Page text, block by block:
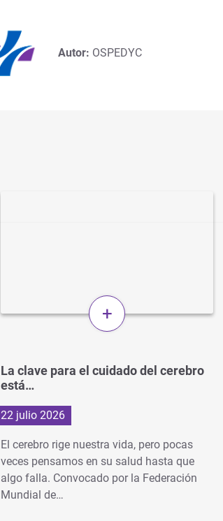
Autor: OSPEDYC
+
La clave para el cuidado del cerebro
está…
22 julio 2026
El cerebro rige nuestra vida, pero pocas
veces pensamos en su salud hasta que
algo falla. Convocado por la Federación
Mundial de…